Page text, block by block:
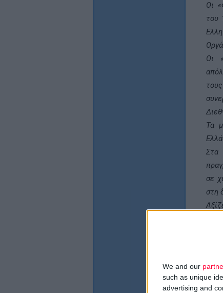
We and our
such as unique
advertising and
Οι
του
Οι
Τα
Στα
σε
στη
με
Για